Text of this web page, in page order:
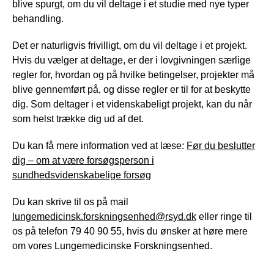
blive spurgt, om du vil deltage i et studie med nye typer
behandling.
Det er naturligvis frivilligt, om du vil deltage i et projekt.
Hvis du vælger at deltage, er der i lovgivningen særlige
regler for, hvordan og på hvilke betingelser, projekter må
blive gennemført på, og disse regler er til for at beskytte
dig. Som deltager i et videnskabeligt projekt, kan du når
som helst trække dig ud af det.
Du kan få mere information ved at læse: Før du beslutter
dig – om at være forsøgsperson i
sundhedsvidenskabelige forsøg
Du kan skrive til os på mail
lungemedicinsk.forskningsenhed@rsyd.dk eller ringe til
os på telefon 79 40 90 55, hvis du ønsker at høre mere
om vores Lungemedicinske Forskningsenhed.